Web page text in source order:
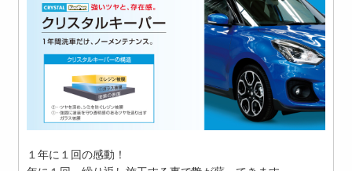
１年に１回の感動！